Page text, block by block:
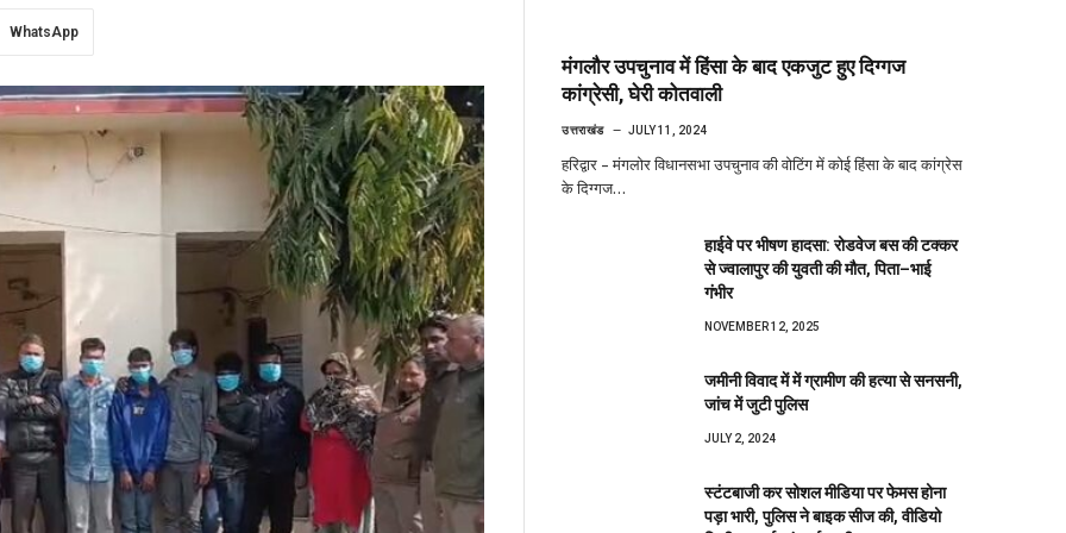
WhatsApp
मंगलौर उपचुनाव में हिंसा के बाद एकजुट हुए दिग्गज
कांग्रेसी, घेरी कोतवाली
उत्तराखंड JULY 11, 2024
हरिद्वार – मंगलोर विधानसभा उपचुनाव की वोटिंग में कोई हिंसा के बाद कांग्रेस
के दिग्गज…
हाईवे पर भीषण हादसा: रोडवेज बस की टक्कर
से ज्वालापुर की युवती की मौत, पिता–भाई
गंभीर
NOVEMBER 12, 2025
जमीनी विवाद में में ग्रामीण की हत्या से सनसनी,
जांच में जुटी पुलिस
JULY 2, 2024
स्टंटबाजी कर सोशल मीडिया पर फेमस होना
पड़ा भारी, पुलिस ने बाइक सीज की, वीडियो